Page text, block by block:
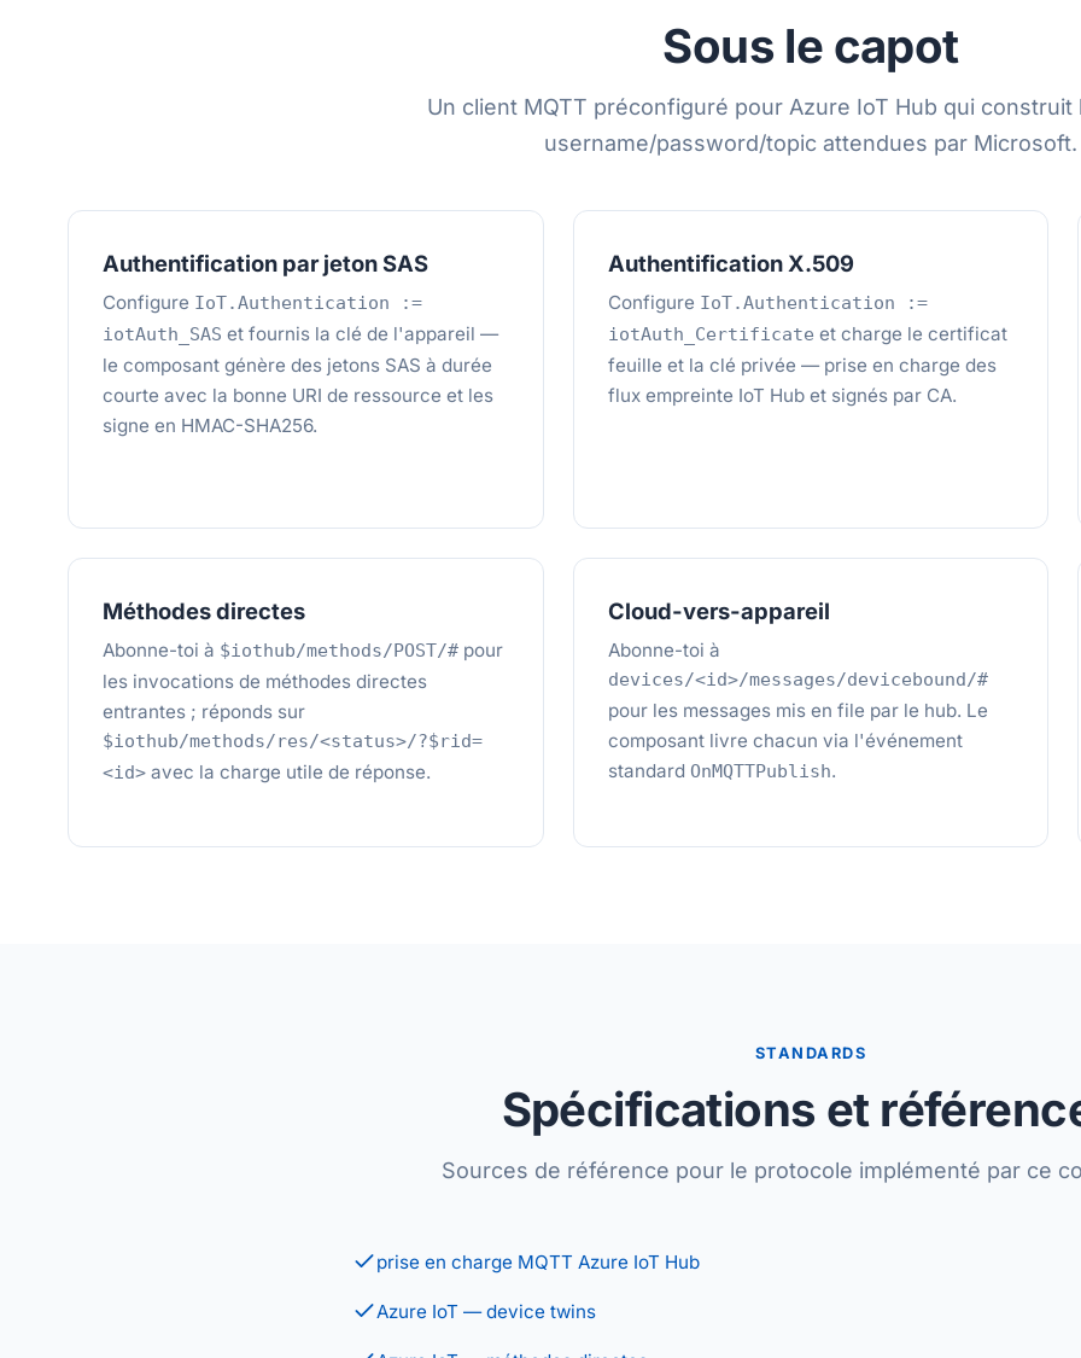
Sous le capot
Un client MQTT préconfiguré pour Azure IoT Hub qui construit
username/password/topic attendues par Microsoft.
Authentification par jeton SAS
Configure IoT.Authentication :=
iotAuth_SAS et fournis la clé de l'appareil —
le composant génère des jetons SAS à durée
courte avec la bonne URI de ressource et les
signe en HMAC-SHA256.
Authentification X.509
Configure IoT.Authentication :=
iotAuth_Certificate et charge le certificat
feuille et la clé privée — prise en charge des
flux empreinte IoT Hub et signés par CA.
Méthodes directes
Abonne-toi à $iothub/methods/POST/# pour
les invocations de méthodes directes
entrantes ; réponds sur
$iothub/methods/res/<status>/?$rid=
<id> avec la charge utile de réponse.
Cloud-vers-appareil
Abonne-toi à
devices/<id>/messages/devicebound/#
pour les messages mis en file par le hub. Le
composant livre chacun via l'événement
standard OnMQTTPublish.
STANDARDS
Spécifications et
Sources de référence pour le protocole implémenté par ce
prise en charge MQTT Azure IoT Hub
Azure IoT — device twins